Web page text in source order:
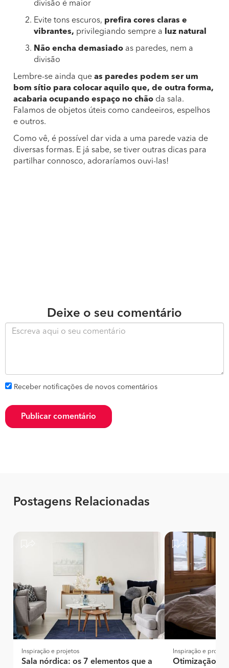
divisão é maior
Evite tons escuros, prefira cores claras e
vibrantes, privilegiando sempre a luz natural
Não encha demasiado as paredes, nem a
divisão
Lembre-se ainda que as paredes podem ser um
bom sítio para colocar aquilo que, de outra forma,
acabaria ocupando espaço no chão da sala.
Falamos de objetos úteis como candeeiros, espelhos
e outros.
Como vê, é possível dar vida a uma parede vazia de
diversas formas. E já sabe, se tiver outras dicas para
partilhar connosco, adoraríamos ouvi-las!
Deixe o seu comentário
Receber notificações de novos comentários
Publicar comentário
Postagens Relacionadas
Inspiração e projetos
Sala nórdica: os 7 elementos que a
Inspiração e
Otimização